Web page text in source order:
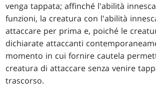
venga tappata; affinché l'abilità
funzioni, la creatura con l'abilità
attaccare per prima e, poiché le
dichiarate attaccanti
momento in cui fornire cautela
creatura di attaccare senza venire
trascorso.